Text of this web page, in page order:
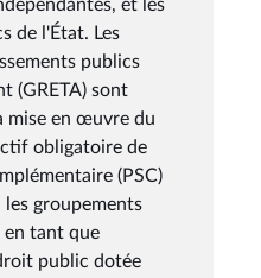
et les
de l'État. Les
publics
(GRETA) sont
mise en œuvre du
obligatoire de
(PSC)
groupements
en tant que
public dotée